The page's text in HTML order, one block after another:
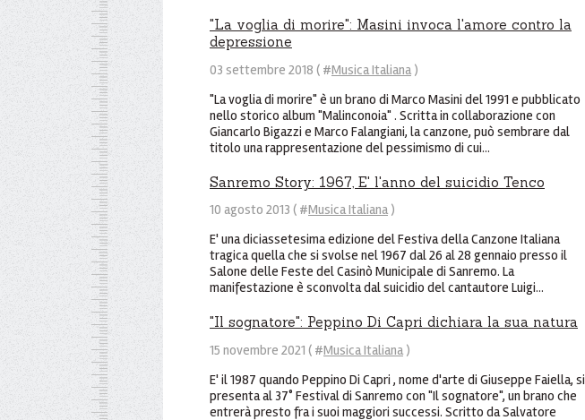
"La voglia di morire": Masini invoca l'amore contro la
depressione
03 settembre 2018 ( #Musica Italiana )
"La voglia di morire" è un brano di Marco Masini del 1991 e pubblicato
nello storico album "Malinconoia" . Scritta in collaborazione con
Giancarlo Bigazzi e Marco Falangiani, la canzone, può sembrare dal
titolo una rappresentazione del pessimismo di cui...
Sanremo Story: 1967, E' l'anno del suicidio Tenco
10 agosto 2013 ( #Musica Italiana )
E' una diciassetesima edizione del Festiva della Canzone Italiana
tragica quella che si svolse nel 1967 dal 26 al 28 gennaio presso il
Salone delle Feste del Casinò Municipale di Sanremo. La
manifestazione è sconvolta dal suicidio del cantautore Luigi...
"Il sognatore": Peppino Di Capri dichiara la sua natura
15 novembre 2021 ( #Musica Italiana )
E' il 1987 quando Peppino Di Capri , nome d'arte di Giuseppe Faiella, si
presenta al 37° Festival di Sanremo con "Il sognatore", un brano che
entrerà presto fra i suoi maggiori successi. Scritto da Salvatore